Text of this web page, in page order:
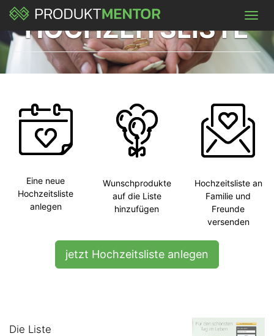
Skip
main
contentHOCHZEITSLISTE
Geschenken die zu euch passen.
Hochzeitsliste anlegen
Eine neue
Hochzeitsliste
anlegen
Wunschprodukte
auf die Liste
hinzufügen
Hochzeitsliste an
Familie und
Freunde
versenden
jetzt Hochzeitsliste anlegen
Die Liste